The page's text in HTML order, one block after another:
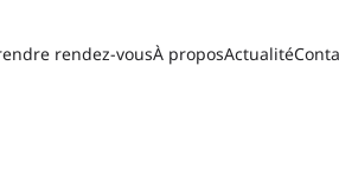
rendez-vousÀ proposActualité